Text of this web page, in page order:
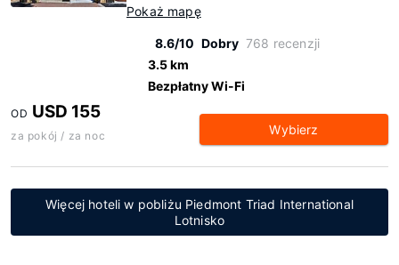
Pokaż mapę
8.6/10 Dobry 768 recenzji
3.5 km
Bezpłatny Wi-Fi
OD USD 155
za pokój / za noc Wybierz
Więcej hoteli w pobliżu Piedmont Triad International
Lotnisko